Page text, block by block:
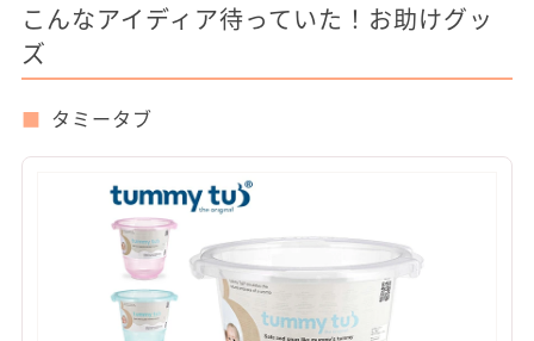
こんなアイディア待っていた！お助けグッ
ズ
タミータブ